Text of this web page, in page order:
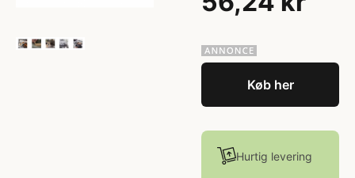
Køb her
Hurtig levering